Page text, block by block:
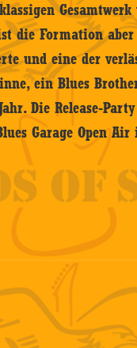
die Formation aber
und eine der
ein Blues
Die Release-
Garage Open